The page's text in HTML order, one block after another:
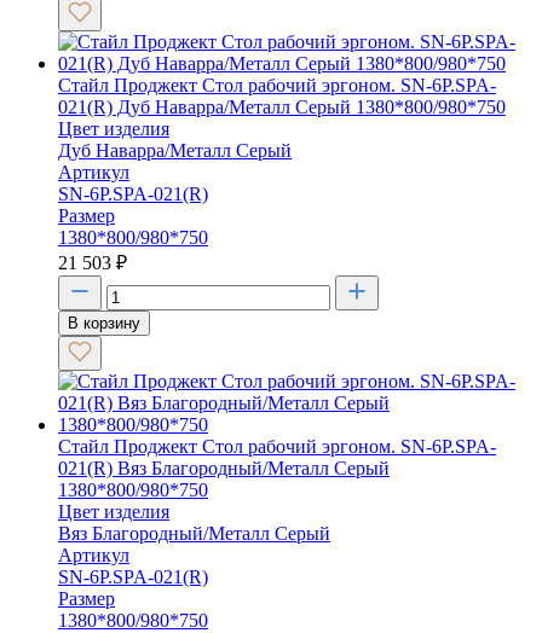
Стайл Проджект Стол рабочий эргоном. SN-6P.SPA-
021(R) Дуб Наварра/Металл Серый 1380*800/980*750
Цвет изделия
Дуб Наварра/Металл Серый
Артикул
SN-6P.SPA-021(R)
Размер
1380*800/980*750
21 503 ₽
В корзину
Стайл Проджект Стол рабочий эргоном. SN-6P.SPA-
021(R) Вяз Благородный/Металл Серый
1380*800/980*750
Цвет изделия
Вяз Благородный/Металл Серый
Артикул
SN-6P.SPA-021(R)
Размер
1380*800/980*750